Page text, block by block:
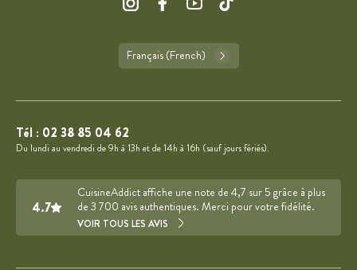
Français (French)
Tél : 02 38 85 04 62
Du lundi au vendredi de 9h à 13h et de 14h à 16h (sauf jours fériés).
4.7
CuisineAddict affiche une note de 4,7 sur 5 grâce à plus
de 3 700 avis authentiques. Merci pour votre fidélité.
VOIR TOUS LES AVIS